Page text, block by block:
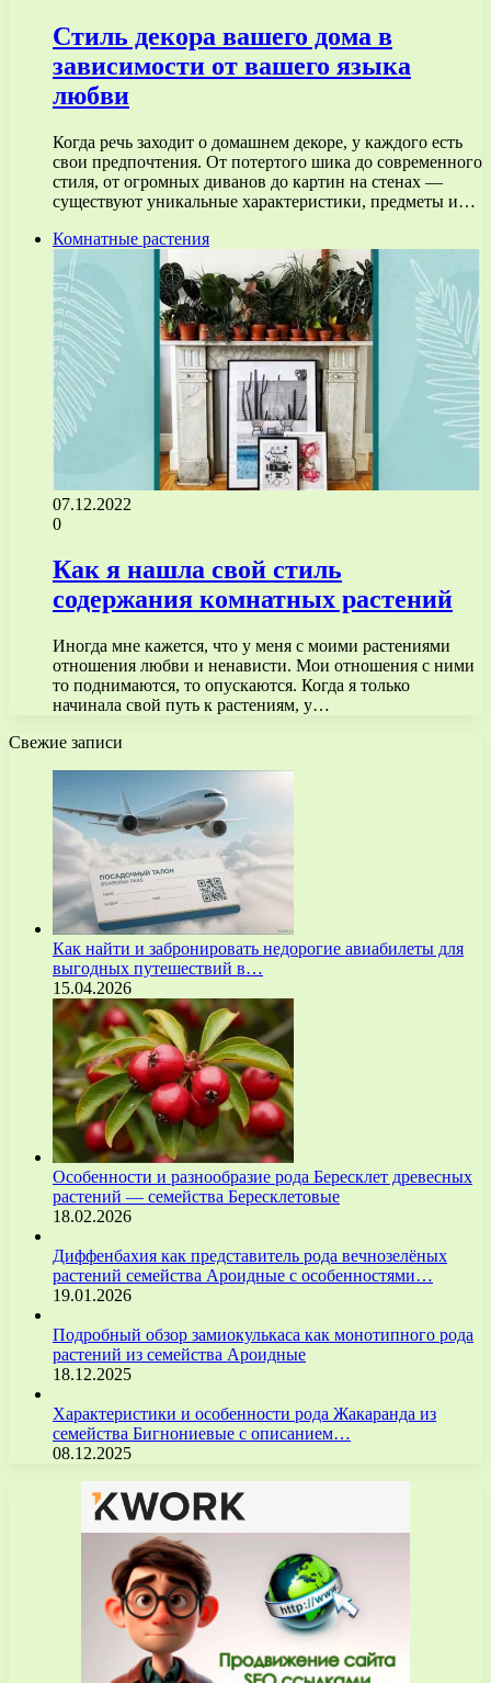
Стиль декора вашего дома в
зависимости от вашего языка
любви
Когда речь заходит о домашнем декоре, у каждого есть
свои предпочтения. От потертого шика до современного
стиля, от огромных диванов до картин на стенах —
существуют уникальные характеристики, предметы и…
Комнатные растения
07.12.2022
0
Как я нашла свой стиль
содержания комнатных растений
Иногда мне кажется, что у меня с моими растениями
отношения любви и ненависти. Мои отношения с ними
то поднимаются, то опускаются. Когда я только
начинала свой путь к растениям, у…
Свежие записи
Как найти и забронировать недорогие авиабилеты для
выгодных путешествий в…
15.04.2026
Особенности и разнообразие рода Бересклет древесных
растений — семейства Бересклетовые
18.02.2026
Диффенбахия как представитель рода вечнозелёных
растений семейства Ароидные с особенностями…
19.01.2026
Подробный обзор замиокулькаса как монотипного рода
растений из семейства Ароидные
18.12.2025
Характеристики и особенности рода Жакаранда из
семейства Бигнониевые с описанием…
08.12.2025